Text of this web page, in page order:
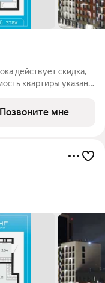
действует скидка,
квартиры указана
вам все подробно
Позвоните мне